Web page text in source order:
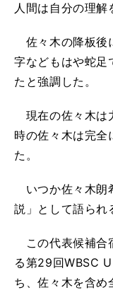
人間は自分の理解
佐々木の降板後
字などもはや蛇足
たと強調した。
現在の佐々木は
時の佐々木は完全
た。
いつか佐々木朗
説」として語られ
この代表候補合
る第29回WBSC
ち、佐々木を含め